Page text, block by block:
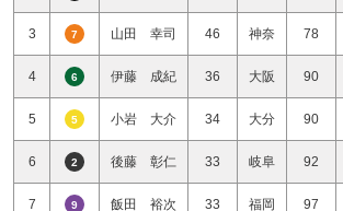
3 7 山田 幸司 46 神奈 78
4 6 伊藤 成紀 36 大阪 90
5 5 小岩 大介 34 大分 90
6 2 後藤 彰仁 33 岐阜 92
7 9 飯田 裕次 33 福岡 97